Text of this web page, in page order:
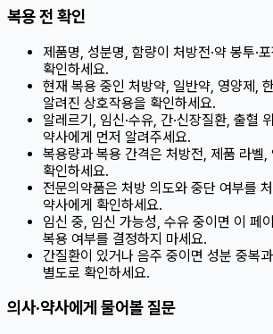
복용 전 확인
제품명, 성분명, 함량이 처방전·약 봉투·
확인하세요.
현재 복용 중인 처방약, 일반약, 영양제,
알려진 상호작용을 확인하세요.
알레르기, 임신·수유, 간·신장질환, 출혈
약사에게 먼저 알려주세요.
복용량과 복용 간격은 처방전, 제품 라벨,
확인하세요.
전문의약품은 처방 의도와 중단 여부를
약사에게 확인하세요.
임신 중, 임신 가능성, 수유 중이면 이 페
복용 여부를 결정하지 마세요.
간질환이 있거나 음주 중이면 성분 중복
별도로 확인하세요.
의사·약사에게 물어볼 질문